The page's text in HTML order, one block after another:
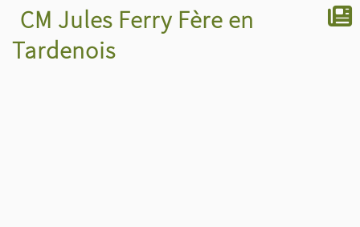
CM Jules Ferry Fère en
Tardenois